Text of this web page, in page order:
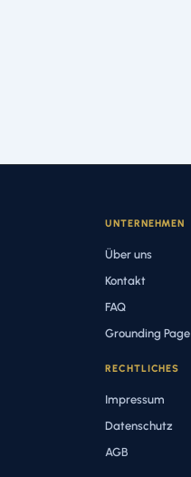
UNTERNEHMEN
Über uns
Kontakt
FAQ
Grounding Page
RECHTLICHES
Impressum
Datenschutz
AGB